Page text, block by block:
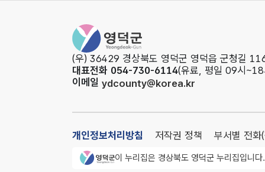
영덕군청
(우) 36429 경상북도 영덕군 영덕읍 군청길
대표전화 054-730-6114(유료, 평일 09시
이메일 ydcounty@korea.kr
개인정보처리방침 저작권 정책
부서별 전화
영덕군청 로고이 누리집은 경상북도 영덕군 누리집입니다.